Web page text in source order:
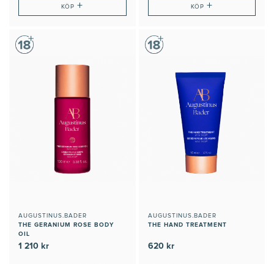
KÖP+ KÖP +
AUGUSTINUS.BADER
THE GERANIUM ROSE BODY
OIL
1 210 kr
AUGUSTINUS.BADER
THE HAND TREATMENT
620 kr